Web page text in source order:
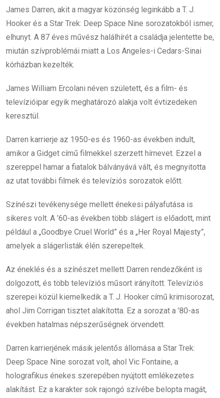
James Darren, akit a magyar közönség leginkább a T. J.
Hooker és a Star Trek: Deep Space Nine sorozatokból ismer,
elhunyt. A 87 éves művész halálhírét a családja jelentette be,
miután szívproblémái miatt a Los Angeles-i Cedars-Sinai
kórházban kezelték.
James William Ercolani néven született, és a film- és
televízióipar egyik meghatározó alakja volt évtizedeken
keresztül.
Darren karrierje az 1950-es és 1960-as években indult,
amikor a Gidget című filmekkel szerzett hírnevet. Ezzel a
szereppel hamar a fiatalok bálványává vált, és megnyitotta
az utat további filmek és televíziós sorozatok előtt.
Színészi tevékenysége mellett énekesi pályafutása is
sikeres volt. A ’60-as években több slágert is előadott, mint
például a „Goodbye Cruel World” és a „Her Royal Majesty”,
amelyek a slágerlisták élén szerepeltek.
Az éneklés és a színészet mellett Darren rendezőként is
dolgozott, és több televíziós műsort irányított. Televíziós
szerepei közül kiemelkedik a T. J. Hooker című krimisorozat,
ahol Jim Corrigan tisztet alakította. Ez a sorozat a ’80-as
években hatalmas népszerűségnek örvendett.
Darren karrierjének másik jelentős állomása a Star Trek:
Deep Space Nine sorozat volt, ahol Vic Fontaine, a
holografikus énekes szerepében nyújtott emlékezetes
alakítást. Ez a karakter sok rajongó szívébe belopta magát,